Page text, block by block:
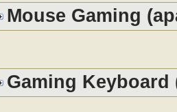
Mouse Gaming
Gaming Keyboard